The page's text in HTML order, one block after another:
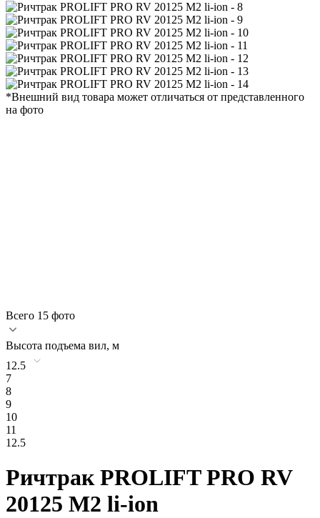
*Внешний вид товара может отличаться от представленного
на фото
Всего 15 фото
Высота подъема вил, м
12.5
7
8
9
10
11
12.5
РичтракPROLIFT PRO RV
20125 M2 li-ion